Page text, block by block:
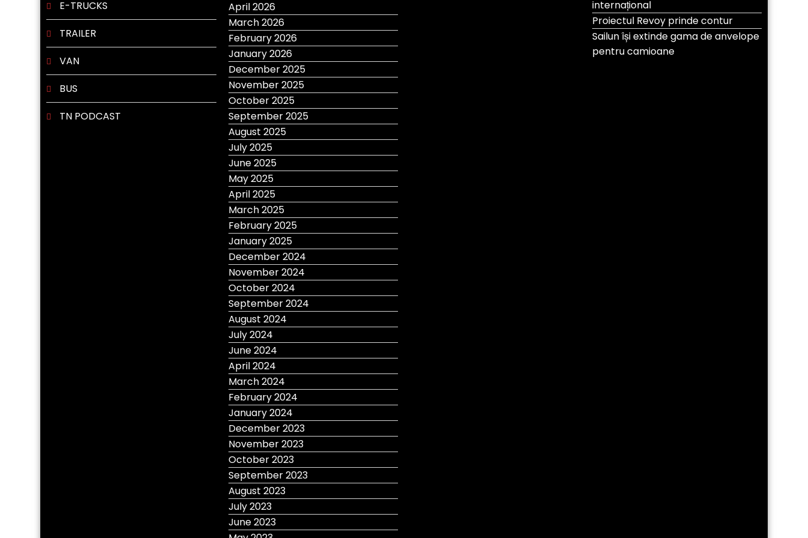
E-TRUCKS
TRAILER
VAN
BUS
TN PODCAST
April 2026
March 2026
February 2026
January 2026
December 2025
November 2025
October 2025
September 2025
August 2025
July 2025
June 2025
May 2025
April 2025
March 2025
February 2025
January 2025
December 2024
November 2024
October 2024
September 2024
August 2024
July 2024
June 2024
April 2024
March 2024
February 2024
January 2024
December 2023
November 2023
October 2023
September 2023
August 2023
July 2023
June 2023
internațional
Proiectul Revoy prinde contur
Sailun își extinde gama de anvelope
pentru camioane